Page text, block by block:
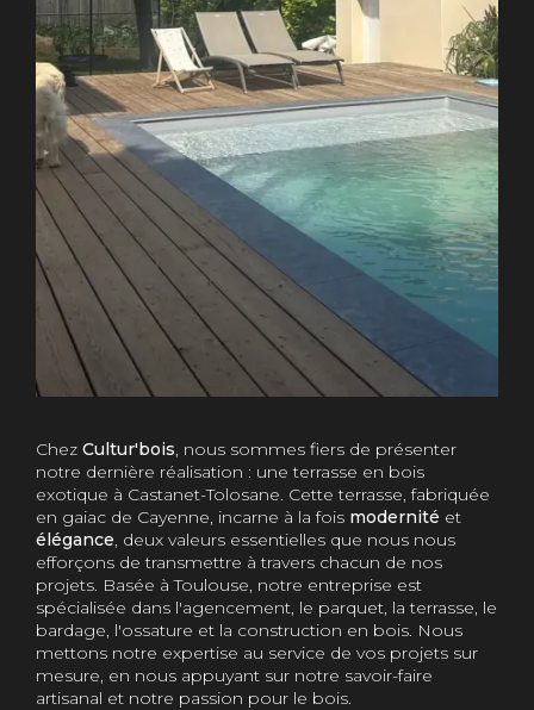
Chez Cultur'bois, nous sommes fiers de présenter
notre dernière réalisation : une terrasse en bois
exotique à Castanet-Tolosane. Cette terrasse, fabriquée
en gaiac de Cayenne, incarne à la fois modernité et
élégance, deux valeurs essentielles que nous nous
efforçons de transmettre à travers chacun de nos
projets. Basée à Toulouse, notre entreprise est
spécialisée dans l'agencement, le parquet, la terrasse, le
bardage, l'ossature et la construction en bois. Nous
mettons notre expertise au service de vos projets sur
mesure, en nous appuyant sur notre savoir-faire
artisanal et notre passion pour le bois.